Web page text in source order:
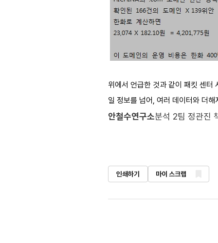
위에서 언급한 것과 같이 패킷 센터
일 정보를 넘어, 여러 데이터와 더
안철수연구소분석 2팀 정관진
인쇄하기 마이 스크랩